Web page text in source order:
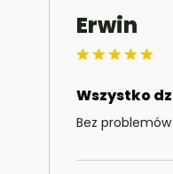
Erwin
Wszystko
Bez problemów